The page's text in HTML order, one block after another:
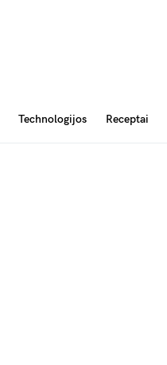
Technologijos Receptai